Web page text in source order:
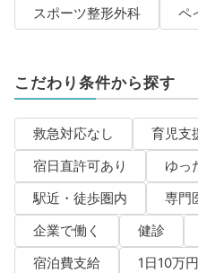
スポーツ整形外科
ペ
こだわり条件から探す
救急対応なし
育児支
宿日直許可あり
ゆっ
駅近・徒歩圏内
専門
企業で働く
健診
宿泊費支給
1日10万